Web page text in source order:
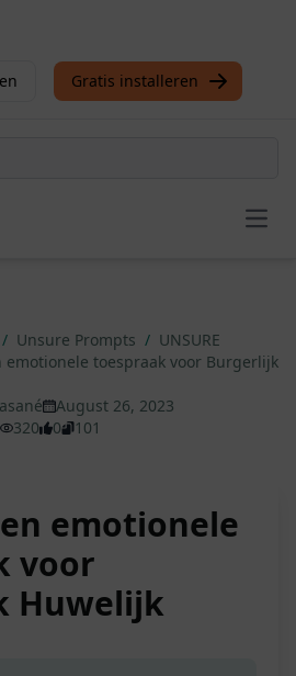
Gratis installeren
/ Unsure Prompts / UNSURE
emotionele toespraak voor Burgerlijk
August 26, 2023
320
0 101
emotionele
voor
Huwelijk